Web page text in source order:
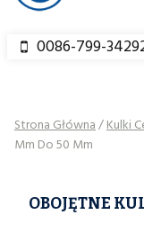
0086-799-
Strona Główna/Kulki
Mm Do 50 Mm
OBOJĘTNE